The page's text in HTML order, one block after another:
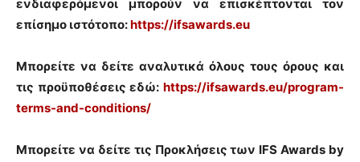
ενδιαφερόμενοι μπορούν να επισκέπτονται τον
επίσημο ιστότοπο:https://ifsawards.eu
Μπορείτε να δείτε αναλυτικά όλους τους όρους και
τις προϋποθέσεις εδώ: https://ifsawards.eu/program-
terms-and-conditions/
Μπορείτε να δείτε τις Προκλήσεις των IFS Awards by